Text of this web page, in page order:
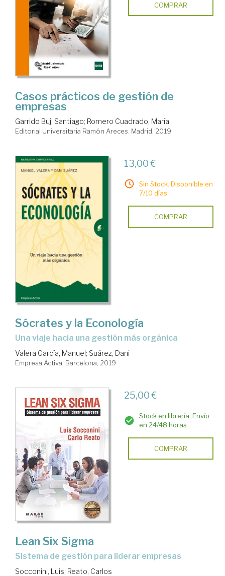
COMPRAR
Casos prácticos de gestión de
empresas
Garrido Buj, Santiago; Romero Cuadrado, María
Editorial Universitaria Ramón Areces. Madrid, 2019
13,00 €
Sin Stock. Disponible en
7/10 días.
COMPRAR
Sócrates y la Econología
una viaje hacia una gestión más orgánica
Valera García, Manuel; Suárez, Dani
Empresa Activa. Barcelona, 2019
25,00 €
Stock en librería. Envío
en 24/48 horas
COMPRAR
Lean Six Sigma
sistema de gestión para liderar empresas
Socconini, Luis; Reato, Carlos